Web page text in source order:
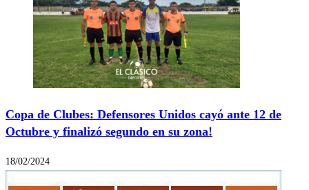
Copa de Clubes: Defensores Unidos cayó ante 12 de
Octubre y finalizó segundo en su zona!
18/02/2024